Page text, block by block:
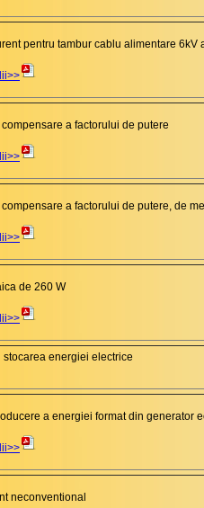
pentru tambur cablu alimentare
a factorului de putere
a factorului de putere, de
de 260 W
energiei electrice
a energiei format din generator
neconventional